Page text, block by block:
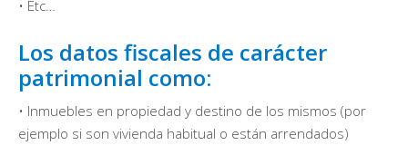
• Etc…
Los datos fiscales de carácter
patrimonial como:
• Inmuebles en propiedad y destino de los mismos (por
ejemplo si son vivienda habitual o están arrendados)